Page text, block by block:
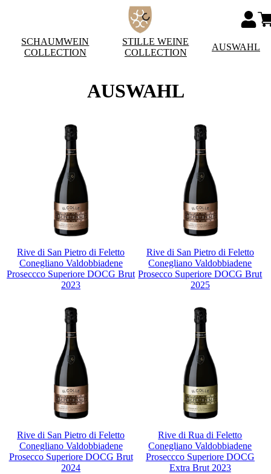
SCHAUMWEIN
COLLECTION
STILLE WEINE
COLLECTION
AUSWAHL
AUSWAHL
Rive di San Pietro di Feletto
Conegliano Valdobbiadene
Proseccco Superiore DOCG Brut
2023
Rive di San Pietro di Feletto
Conegliano Valdobbiadene
Prosecco Superiore DOCG Brut
2025
Rive di San Pietro di Feletto
Conegliano Valdobbiadene
Prosecco Superiore DOCG Brut
2024
Rive di Rua di Feletto
Conegliano Valdobbiadene
Proseccco Superiore DOCG
Extra Brut 2023